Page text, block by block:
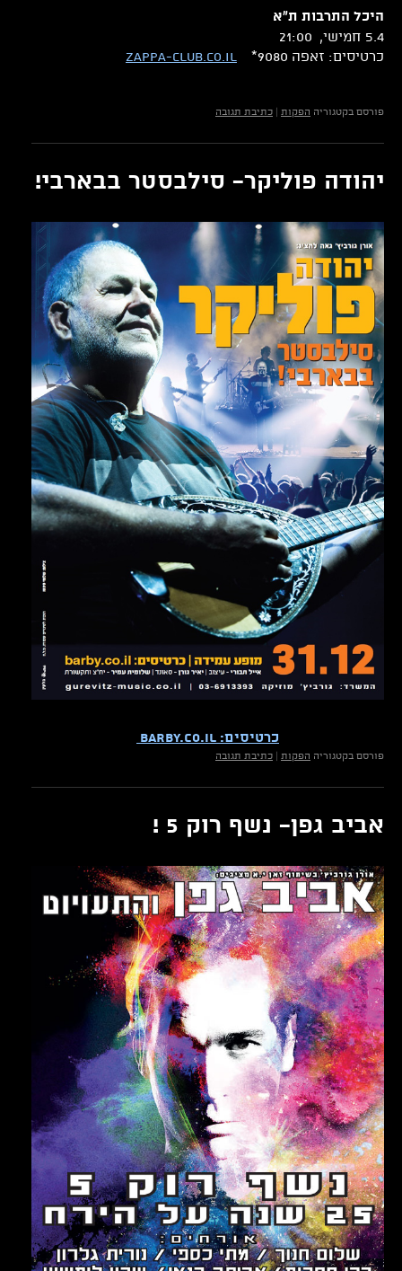
היכל התרבות ת"א
5.4 חמישי, 21:00
כרטיסים: זאפה 9080*
zappa-club.co.il
פורסם בקטגוריה הפקות כתיבת תגובה
יהודה פוליקר- סילבסטר בבארבי!
כרטיסים: barby.co.il
פורסם בקטגוריה הפקות | כתיבת תגובה
אביב גפן- נשף רוק 5 !